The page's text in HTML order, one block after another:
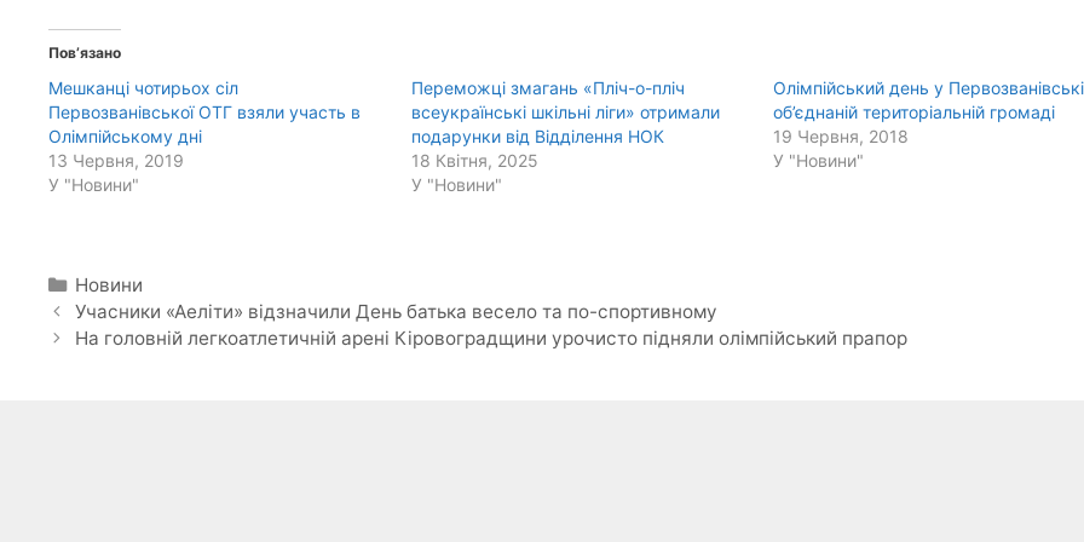
Пов’язано
Мешканці чотирьох сіл
Первозванівської ОТГ взяли участь в
Олімпійському дні
13 Червня, 2019
У "Новини"
Переможці змагань «Пліч-о-пліч
всеукраїнські шкільні ліги» отримали
подарунки від Відділення НОК
18 Квітня, 2025
У "Новини"
Олімпійський день у
об’єднаній територіальній громаді
19 Червня, 2018
У "Новини"
Категорії
Новини
Учасники «Аеліти» відзначили День батька весело та по-спортивному
На головній легкоатлетичній арені Кіровоградщини урочисто підняли олімпійський прапор